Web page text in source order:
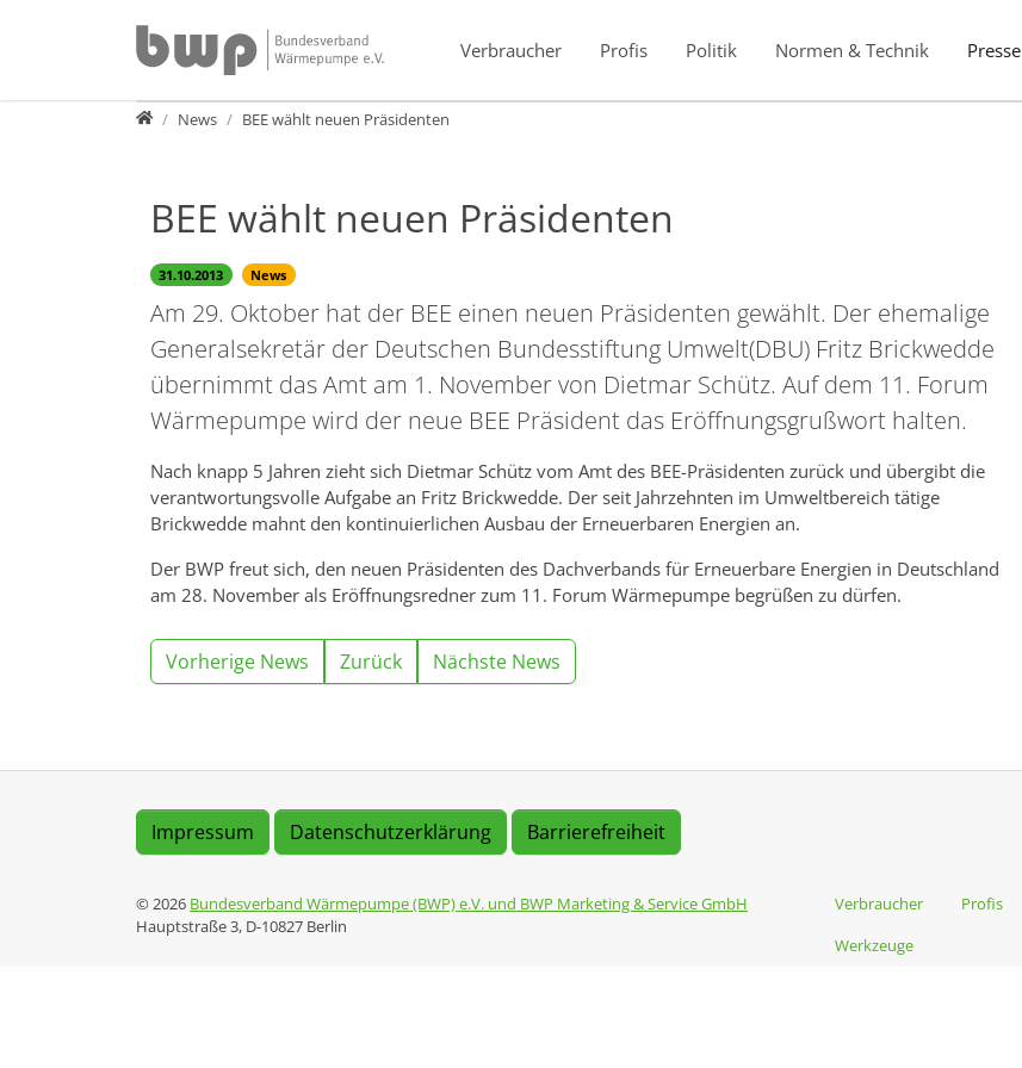
Verbraucher
Profis Politik Normen & Technik Presse
PresseNews BEE wählt neuen Präsidenten
BEE wählt neuen Präsidenten
31.10.2013 News
Am 29. Oktober hat der BEE einen neuen Präsidenten gewählt. Der ehemalige
Generalsekretär der Deutschen Bundesstiftung Umwelt(DBU) Fritz Brickwedde
übernimmt das Amt am 1. November von Dietmar Schütz. Auf dem 11. Forum
Wärmepumpe wird der neue BEE Präsident das Eröffnungsgrußwort halten.
Nach knapp 5 Jahren zieht sich Dietmar Schütz vom Amt des BEE-Präsidenten zurück und übergibt die
verantwortungsvolle Aufgabe an Fritz Brickwedde. Der seit Jahrzehnten im Umweltbereich tätige
Brickwedde mahnt den kontinuierlichen Ausbau der Erneuerbaren Energien an.
Der BWP freut sich, den neuen Präsidenten des Dachverbands für Erneuerbare Energien in Deutschland
am 28. November als Eröffnungsredner zum 11. Forum Wärmepumpe begrüßen zu dürfen.
Vorherige News Zurück Nächste News
Impressum Datenschutzerklärung Barrierefreiheit
© 2026 Bundesverband Wärmepumpe (BWP) e.V. und BWP Marketing & Service GmbH
Hauptstraße 3, D-10827 Berlin
Verbraucher Profis
Werkzeuge